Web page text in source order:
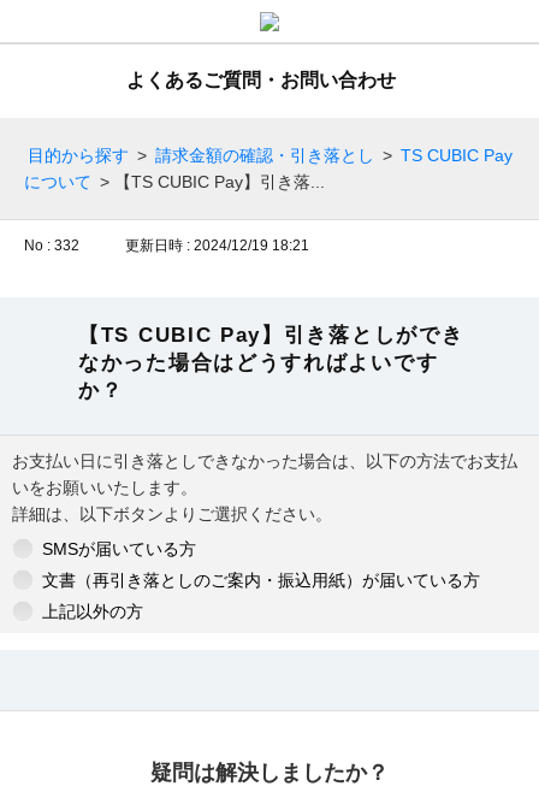
よくあるご質問・お問い合わせ
目的から探す > 請求金額の確認・引き落とし > TS CUBIC Pay
について > 【TS CUBIC Pay】引き落...
No : 332 更新日時 : 2024/12/19 18:21
【TS CUBIC Pay】引き落としができ
なかった場合はどうすればよいです
か？
お支払い日に引き落としできなかった場合は、以下の方法でお支払
いをお願いいたします。
詳細は、以下ボタンよりご選択ください。
SMSが届いている方
文書（再引き落としのご案内・振込用紙）が届いている方
上記以外の方
疑問は解決しましたか？